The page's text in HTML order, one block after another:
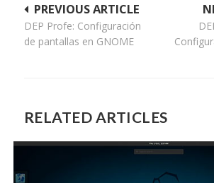
Navegación
de
PREVIOUS ARTICLE
DEP Profe: Configuración
de pantallas en GNOME
RELATED ARTICLES